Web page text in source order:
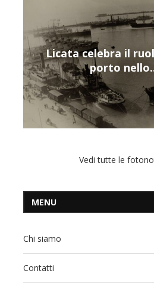
Nuova tanker in
per la
Vedi tutte le
MENU
Chi siamo
Contatti